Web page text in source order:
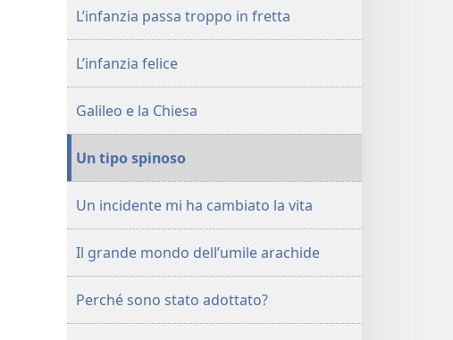
L’infanzia passa troppo in fretta
L’infanzia felice
Galileo e la Chiesa
Un tipo spinoso
Un incidente mi ha cambiato la vita
Il grande mondo dell’umile arachide
Perché sono stato adottato?